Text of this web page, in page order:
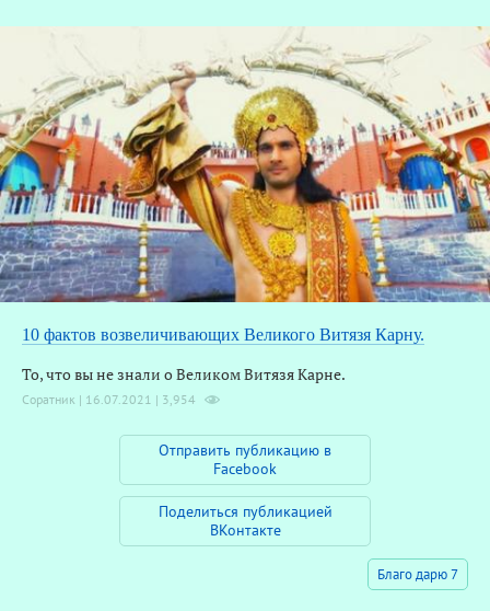
10 фактов возвеличивающих Великого Витязя Карну.
То, что вы не знали о Великом Витязя Карне.
Соратник | 16.07.2021 | 3,954
Отправить публикацию в
Facebook
Поделиться публикацией
ВКонтакте
Благо дарю 7